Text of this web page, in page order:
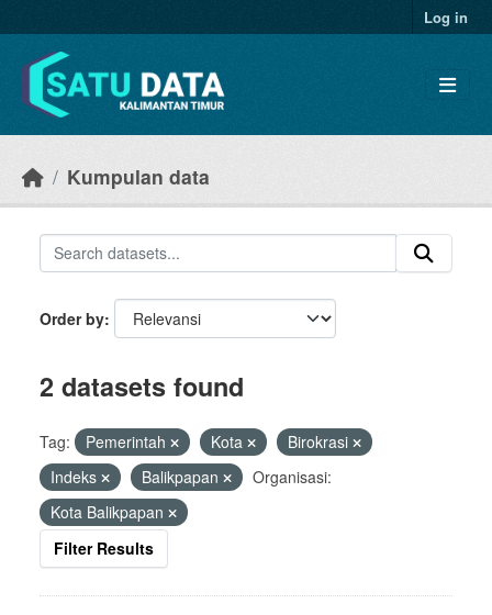
Log in
Kumpulan data
Order by
2 datasets found
Tag: Pemerintah Kota
Birokrasi
Indeks
Balikpapan
Organisasi:
Kota Balikpapan
Filter Results